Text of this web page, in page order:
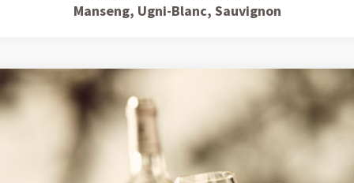
Manseng, Ugni-Blanc, Sauvignon